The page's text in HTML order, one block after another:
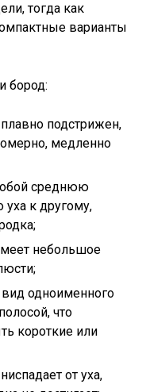
тогда как
варианты
бород:
подстрижен,
медленно
среднюю
уха к другому,
небольшое
одноименного
что
короткие или
от уха,